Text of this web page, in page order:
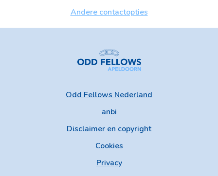
Andere contactopties
Odd Fellows Nederland
anbi
Disclaimer en copyright
Cookies
Privacy